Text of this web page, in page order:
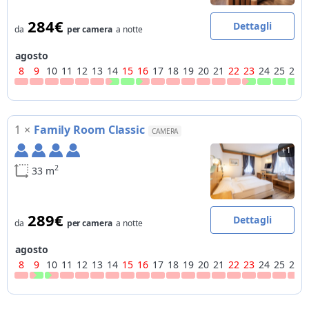
da 284€ per camera a notte Dettagli
agosto
8
9 10 11 12 13 14 15 16 17 18 19 20 21 22 23 24 25 26
1 × Family Room Classic CAMERA
33 m2
+1
da 289€ per camera a notte Dettagli
agosto
8
9 10 11 12 13 14 15 16 17 18 19 20 21 22 23 24 25 26